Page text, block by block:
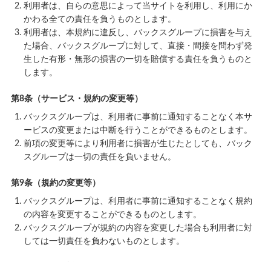
利用者は、自らの意思によって当サイトを利用し、利用にか
かわる全ての責任を負うものとします。
利用者は、本規約に違反し、バックスグループに損害を与え
た場合、バックスグループに対して、直接・間接を問わず発
生した有形・無形の損害の一切を賠償する責任を負うものと
します。
第8条（サービス・規約の変更等）
バックスグループは、利用者に事前に通知することなく本サ
ービスの変更または中断を行うことができるものとします。
前項の変更等により利用者に損害が生じたとしても、バック
スグループは一切の責任を負いません。
第9条（規約の変更等）
バックスグループは、利用者に事前に通知することなく規約
の内容を変更することができるものとします。
バックスグループが規約の内容を変更した場合も利用者に対
しては一切責任を負わないものとします。